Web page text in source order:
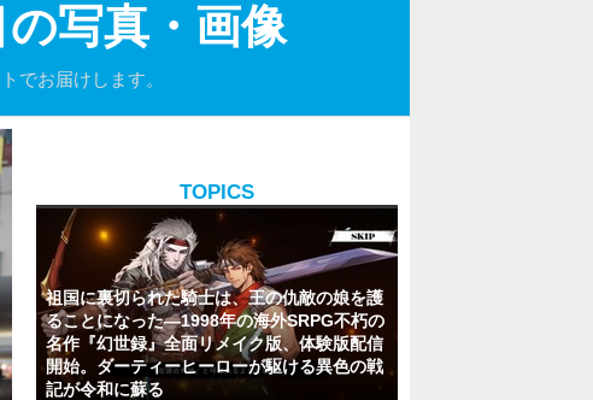
写真・画像
でお届けします。
TOPICS
祖国に裏切られた騎士は、王の仇敵の娘を護
ることになった―1998年の海外SRPG不朽の
名作『幻世録』全面リメイク版、体験版配信
開始。ダーティーヒーローが駆ける異色の戦
記が令和に蘇る